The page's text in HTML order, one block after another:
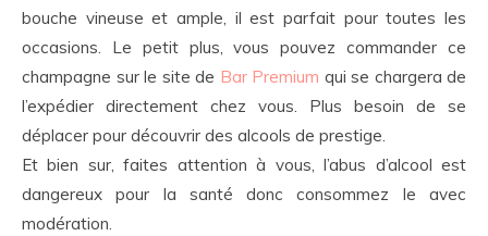
bouche vineuse et ample, il est parfait pour toutes les
occasions. Le petit plus, vous pouvez commander ce
champagne sur le site de Bar Premium qui se chargera de
l’expédier directement chez vous. Plus besoin de se
déplacer pour découvrir des alcools de prestige.
Et bien sur, faites attention à vous, l’abus d’alcool est
dangereux pour la santé donc consommez le avec
modération.